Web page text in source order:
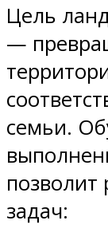
Цель
—
семьи.
позволит
задач: